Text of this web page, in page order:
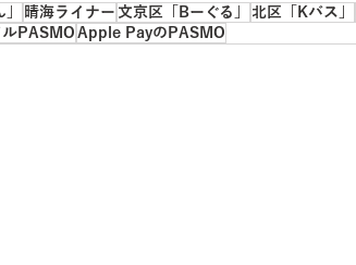
晴海ライナー 文京区「Bーぐる」 北区「Kバス」
ルPASMO Apple PayのPASMO